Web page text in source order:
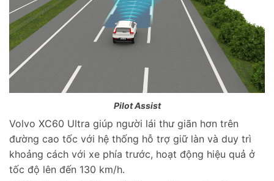
Pilot Assist
Volvo XC60 Ultra giúp người lái thư giãn hơn trên
đường cao tốc với hệ thống hỗ trợ giữ làn và duy trì
khoảng cách với xe phía trước, hoạt động hiệu quả ở
tốc độ lên đến 130 km/h.